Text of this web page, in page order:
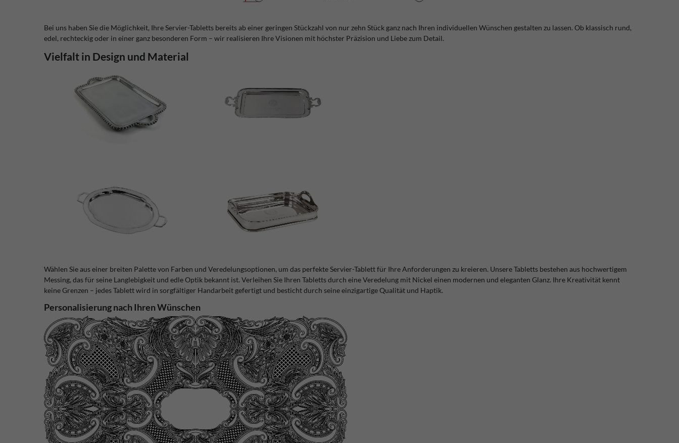
Bei uns haben Sie die Möglichkeit, Ihre Servier-Tabletts bereits ab einer geringen Stückzahl von nur zehn Stück ganz nach Ihren individuellen Wünschen gestalten zu lassen. Ob klassisch rund,
edel, rechteckig oder in einer ganz besonderen Form – wir realisieren Ihre Visionen mit höchster Präzision und Liebe zum Detail.
Vielfalt in Design und Material
Wählen Sie aus einer breiten Palette von Farben und Veredelungsoptionen, um das perfekte Servier-Tablett für Ihre Anforderungen zu kreieren. Unsere Tabletts bestehen aus hochwertigem
Messing, das für seine Langlebigkeit und edle Optik bekannt ist. Verleihen Sie Ihren Tabletts durch eine Veredelung mit Nickel einen modernen und eleganten Glanz. Ihre Kreativität kennt
keine Grenzen – jedes Tablett wird in sorgfältiger Handarbeit gefertigt und besticht durch seine einzigartige Qualität und Haptik.
Personalisierung nach Ihren Wünschen